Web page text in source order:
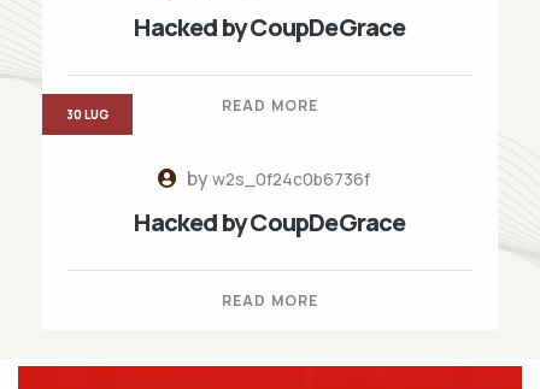
Hacked by CoupDeGrace
READ MORE
byw2s_0f24c0b6736f
Hacked by CoupDeGrace
READ MORE
30 LUG